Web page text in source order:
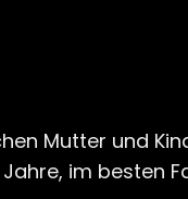
Mutter und
Jahre, im besten